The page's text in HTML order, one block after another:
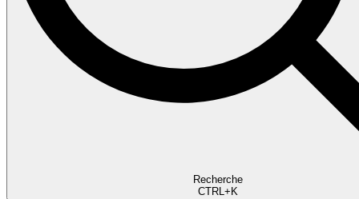
Recherche
CTRL+K